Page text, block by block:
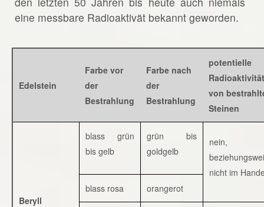
eine messbare Radioaktivät bekannt geworden.
Edelstein
Farbe vor
der
Bestrahlung
Farbe nach
der
Bestrahlung
potentielle
Radioaktivität
von
Steinen
Beryll
blass grün
bis gelb
grün bis
goldgelb
nein,
nicht im
blass rosa
orangerot